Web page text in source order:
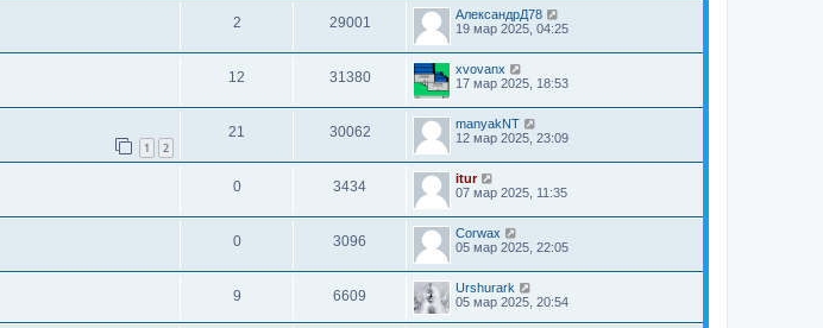
2 29001
АлександрД78
19 мар 2025, 04:25
12 31380
xvovanx
17 мар 2025, 18:53
1 2
21 30062
manyakNT
12 мар 2025, 23:09
0 3434
itur
07 мар 2025, 11:35
0 3096
Corwax
05 мар 2025, 22:05
9 6609
Urshurark
05 мар 2025, 20:54